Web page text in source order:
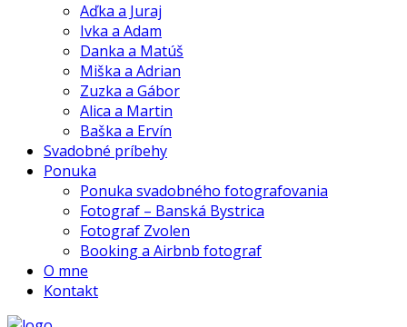
Aďka a Juraj
Ivka a Adam
Danka a Matúš
Miška a Adrian
Zuzka a Gábor
Alica a Martin
Baška a Ervín
Svadobné príbehy
Ponuka
Ponuka svadobného fotografovania
Fotograf – Banská Bystrica
Fotograf Zvolen
Booking a Airbnb fotograf
O mne
Kontakt